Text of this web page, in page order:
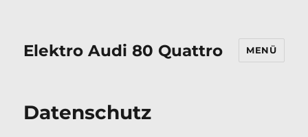
Elektro Audi 80 Quattro MENÜ
Datenschutz